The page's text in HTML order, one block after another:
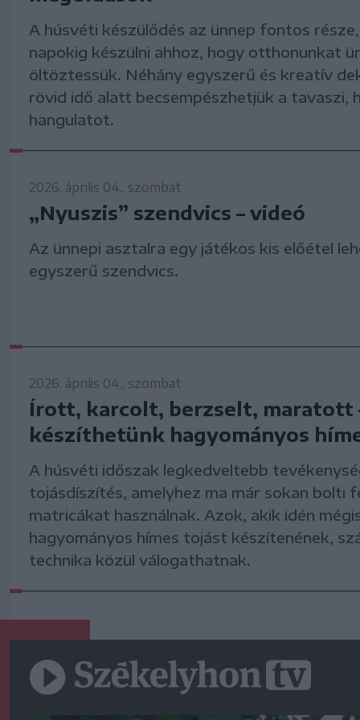
A húsvéti készülődés az ünnep fontos
napokig készülni ahhoz, hogy otthonunkat
öltöztessük. Néhány egyszerű és kreatív
rövid idő alatt becsempészhetjük a tavaszi,
hangulatot.
2026. április 04., szombat
„Nyuszis” szendvics – videó
Az ünnepi asztalra egy játékos kis előétel
egyszerű szendvics.
2026. április 04., szombat
Írott, karcolt, berzselt, maratott
készíthetünk hagyományos
A húsvéti időszak legkedveltebb
tojásdíszítés, amelyhez ma már sokan bolti
matricákat használnak. Azok, akik idén
hagyományos hímes tojást készítenének,
technika közül válogathatnak.